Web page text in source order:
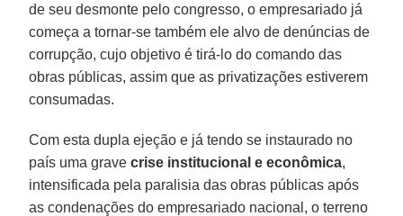
de seu desmonte pelo congresso, o empresariado já
começa a tornar-se também ele alvo de denúncias de
corrupção, cujo objetivo é tirá-lo do comando das
obras públicas, assim que as privatizações estiverem
consumadas.
Com esta dupla ejeção e já tendo se instaurado no
país uma gravecrise institucional e econômica,
intensificada pela paralisia das obras públicas após
as condenações do empresariado nacional, o terreno